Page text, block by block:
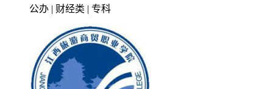
公办 | 财经类 | 专科